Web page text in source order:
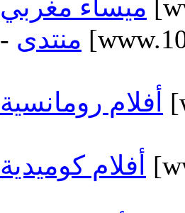
ميساء مغربي
- منتدى
أفلام رومانسية
أفلام كوميدية